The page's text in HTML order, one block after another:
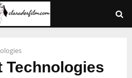
Technologies